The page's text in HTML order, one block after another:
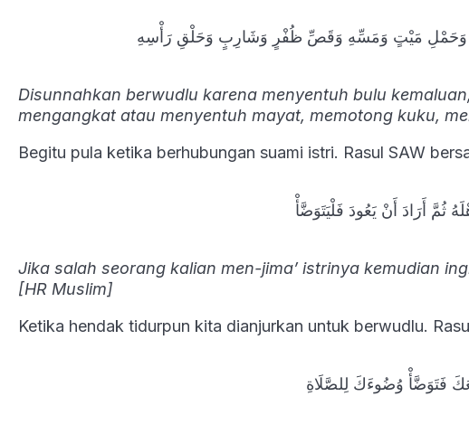
وَحَمْلِ مَيْتٍ وَمَسِّهِ وَقَصِّ ظُفْرٍ وَشَارِبٍ وَحَلْقِ رَأْسِهِ
Disunnahkan berwudlu karena menyentuh bulu
mengangkat atau menyentuh mayat, memotong kuku,
Begitu pula ketika berhubungan suami istri. Rasul SAW
ثُمَّ أَرَادَ أَنْ يَعُودَ فَلْيَتَوَضَّأْ
Jika salah seorang kalian men-jima’ istrinya kemudian
[HR Muslim]
Ketika hendak tidurpun kita dianjurkan untuk berwudlu.
فَتَوَضَّأْ وُضُوءَكَ لِلصَّلَاةِ